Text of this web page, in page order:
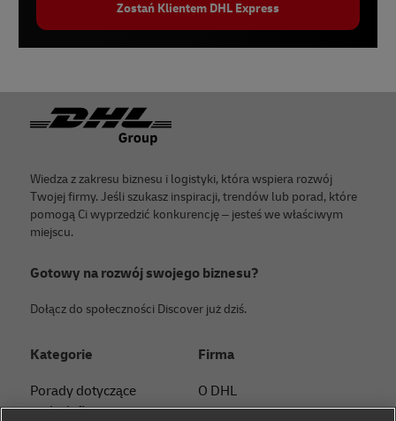
Zostań Klientem DHL Express
Footer
Wiedza z zakresu biznesu i logistyki, która wspiera rozwój
Twojej firmy. Jeśli szukasz inspiracji, trendów lub porad, które
pomogą Ci wyprzedzić konkurencję – jesteś we właściwym
miejscu.
Gotowy na rozwój swojego biznesu?
Dołącz do społeczności Discover już dziś.
Kategorie
Porady dotyczące
małych firm
Firma
O DHL